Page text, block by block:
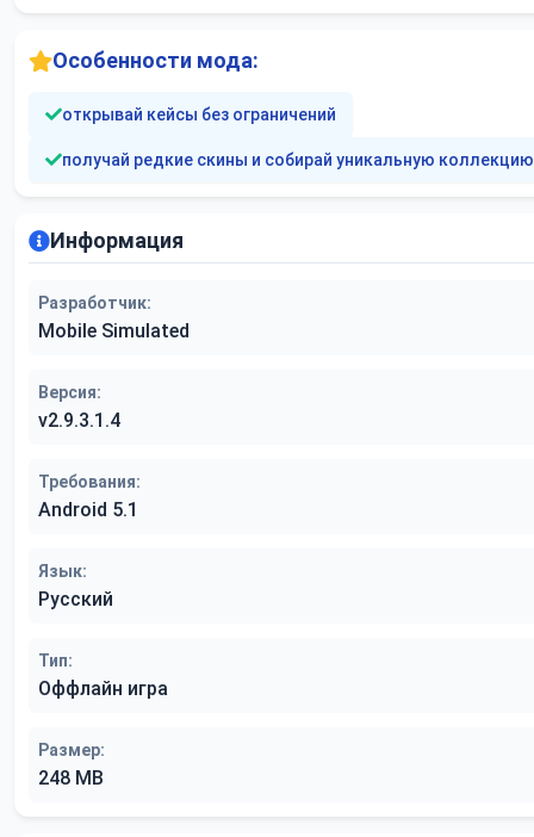
Особенности мода:
открывай кейсы без ограничений
получай редкие скины и собирай уникальную
Информация
Разработчик:
Mobile Simulated
Версия:
v2.9.3.1.4
Требования:
Android 5.1
Язык:
Русский
Тип:
Оффлайн игра
Размер:
248 MB